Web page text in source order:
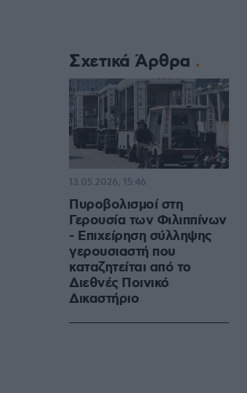
Σχετικά Άρθρα
Πυροβολισμοί στη
Γερουσία των Φιλιππίνων
- Επιχείρηση σύλληψης
γερουσιαστή που
καταζητείται από το
Διεθνές Ποινικό
Δικαστήριο
13.05.2026, 15:46